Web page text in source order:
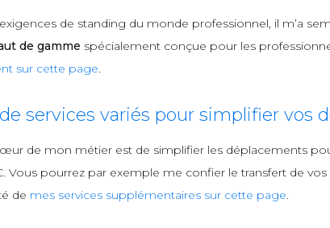
de standing du monde professionnel, il m’a
de gamme spécialement conçue pour les
sur cette page.
services variés pour simplifier vos
de mon métier est de simplifier les déplacements
Vous pourrez par exemple me confier le transfert de
de mes services supplémentaires sur cette page.